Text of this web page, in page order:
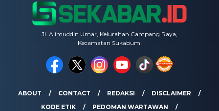
Jl. Alimuddin Umar, Kelurahan Campang Raya,
Kecamatan Sukabumi
ABOUT CONTACT REDAKSI
DISCLAIMER
KODE ETIK
PEDOMAN WARTAWAN